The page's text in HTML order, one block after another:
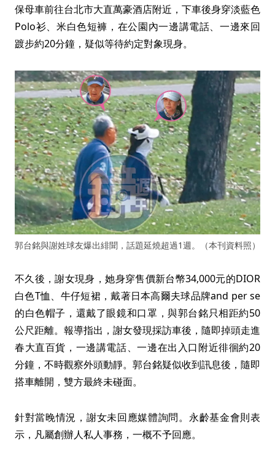
保母車前往台北市大直萬豪酒店附近，下車後身穿淡藍色
Polo衫、米白色短褲，在公園內一邊講電話、一邊來回
踱步約20分鐘，疑似等待約定對象現身。
郭台銘與謝姓球友爆出緋聞，話題延燒超過1週。（本刊資料照）
不久後，謝女現身，她身穿售價新台幣34,000元的DIOR
白色T恤、牛仔短裙，戴著日本高爾夫球品牌and per se
的白色帽子，還戴了眼鏡和口罩，與郭台銘只相距約50
公尺距離。報導指出，謝女發現採訪車後，隨即掉頭走進
春大直百貨，一邊講電話、一邊在出入口附近徘徊約20
分鐘，不時觀察外頭動靜。郭台銘疑似收到訊息後，隨即
搭車離開，雙方最終未碰面。
針對當晚情況，謝女未回應媒體詢問。永齡基金會則表
示，凡屬創辦人私人事務，一概不予回應。